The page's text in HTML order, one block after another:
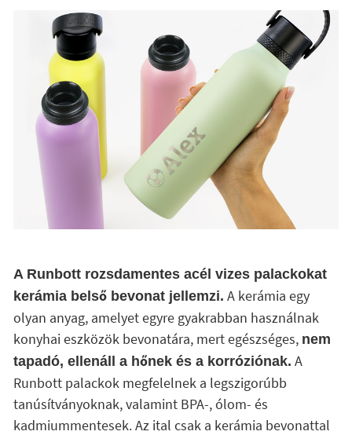
A Runbott rozsdamentes acél vizes palackokat
kerámia belső bevonat jellemzi. A kerámia egy
olyan anyag, amelyet egyre gyakrabban használnak
konyhai eszközök bevonatára, mert egészséges, nem
tapadó, ellenáll a hőnek és a korróziónak. A
Runbott palackok megfelelnek a legszigorúbb
tanúsítványoknak, valamint BPA-, ólom- és
kadmiummentesek. Az ital csak a kerámia bevonattal